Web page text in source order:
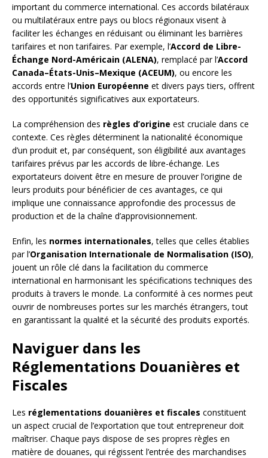
important du commerce international. Ces accords bilatéraux
ou multilatéraux entre pays ou blocs régionaux visent à
faciliter les échanges en réduisant ou éliminant les barrières
tarifaires et non tarifaires. Par exemple, l’Accord de Libre-
Échange Nord-Américain (ALENA), remplacé par l’Accord
Canada–États-Unis–Mexique (ACEUM), ou encore les
accords entre l’Union Européenne et divers pays tiers, offrent
des opportunités significatives aux exportateurs.
La compréhension des règles d’origine est cruciale dans ce
contexte. Ces règles déterminent la nationalité économique
d’un produit et, par conséquent, son éligibilité aux avantages
tarifaires prévus par les accords de libre-échange. Les
exportateurs doivent être en mesure de prouver l’origine de
leurs produits pour bénéficier de ces avantages, ce qui
implique une connaissance approfondie des processus de
production et de la chaîne d’approvisionnement.
Enfin, les normes internationales, telles que celles établies
par l’Organisation Internationale de Normalisation (ISO),
jouent un rôle clé dans la facilitation du commerce
international en harmonisant les spécifications techniques des
produits à travers le monde. La conformité à ces normes peut
ouvrir de nombreuses portes sur les marchés étrangers, tout
en garantissant la qualité et la sécurité des produits exportés.
Naviguer dans les
Réglementations Douanières et
Fiscales
Les réglementations douanières et fiscales constituent
un aspect crucial de l’exportation que tout entrepreneur doit
maîtriser. Chaque pays dispose de ses propres règles en
matière de douanes, qui régissent l’entrée des marchandises